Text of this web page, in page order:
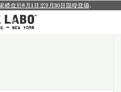
禮盒於8月1日至9月30日限時登場.